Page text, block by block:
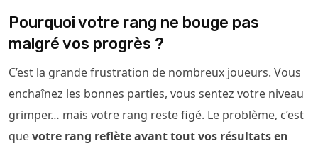
Pourquoi votre rang ne bouge pas
malgré vos progrès ?
C’est la grande frustration de nombreux joueurs. Vous
enchaînez les bonnes parties, vous sentez votre niveau
grimper… mais votre rang reste figé. Le problème, c’est
quevotre rang reflète avant tout vos résultats en